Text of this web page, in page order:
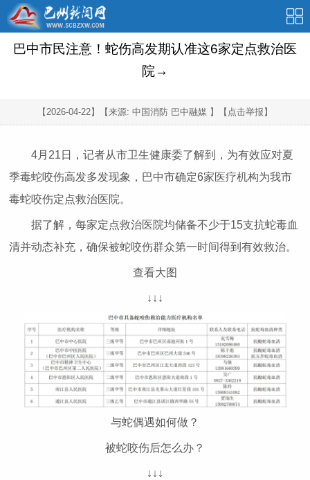
巴中市民注意！蛇伤高发期认准这6家定点救治医
院→
【2026-04-22】 【来源: 中国消防 巴中融媒 】 【点击举报】
4月21日，记者从市卫生健康委了解到，为有效应对夏
季毒蛇咬伤高发多发现象，巴中市确定6家医疗机构为我市
毒蛇咬伤定点救治医院。
据了解，每家定点救治医院均储备不少于15支抗蛇毒血
清并动态补充，确保被蛇咬伤群众第一时间得到有效救治。
查看大图
↓↓↓
与蛇偶遇如何做？
被蛇咬伤后怎么办？
↓↓↓